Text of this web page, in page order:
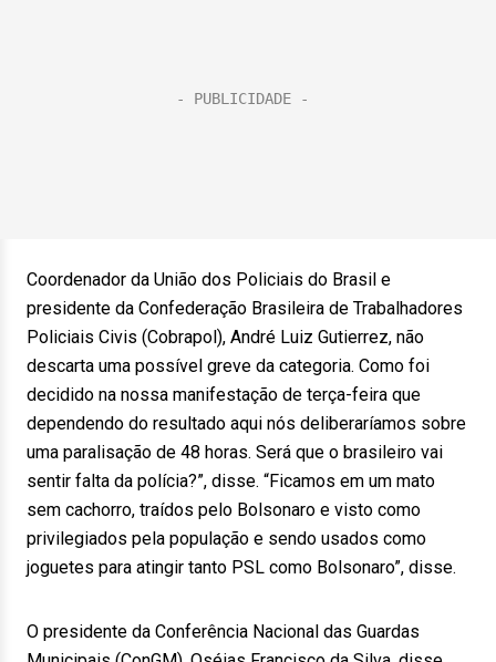
Coordenador da União dos Policiais do Brasil e
presidente da Confederação Brasileira de Trabalhadores
Policiais Civis (Cobrapol), André Luiz Gutierrez, não
descarta uma possível greve da categoria. Como foi
decidido na nossa manifestação de terça-feira que
dependendo do resultado aqui nós deliberaríamos sobre
uma paralisação de 48 horas. Será que o brasileiro vai
sentir falta da polícia?”, disse. “Ficamos em um mato
sem cachorro, traídos pelo Bolsonaro e visto como
privilegiados pela população e sendo usados como
joguetes para atingir tanto PSL como Bolsonaro”, disse.
O presidente da Conferência Nacional das Guardas